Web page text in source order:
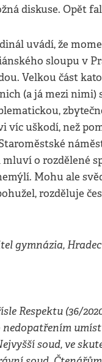
diskuse. Opět
uvádí, že
sloupu v
Velkou část
(a já mezi nimi)
víc uškodí, než
o rozdělené
Mohu ale
rozděluje
gymnázia,
Respektu (36/
soud, ve